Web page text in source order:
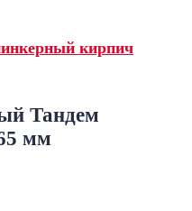
кирпич
Тандем
мм